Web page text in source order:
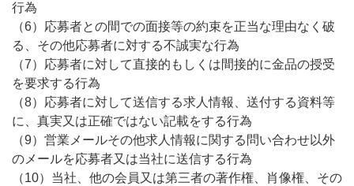
行為
（6）応募者との間での面接等の約束を正当な理由なく破
る、その他応募者に対する不誠実な行為
（7）応募者に対して直接的もしくは間接的に金品の授受
を要求する行為
（8）応募者に対して送信する求人情報、送付する資料等
に、真実又は正確ではない記載をする行為
（9）営業メールその他求人情報に関する問い合わせ以外
のメールを応募者又は当社に送信する行為
（10）当社、他の会員又は第三者の著作権、肖像権、その